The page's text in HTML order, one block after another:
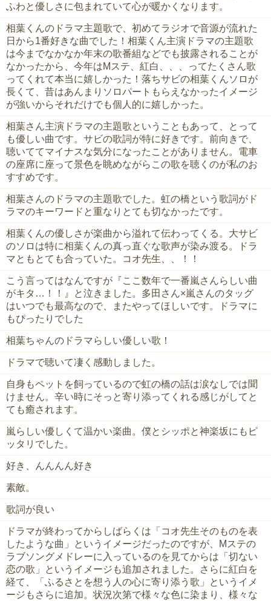
ふわと優しさに包まれていて心が暖かくなります。
相葉くんのドラマ主題歌で、初めてラジオで音源が流れた
日から1番好きな曲でした！相葉くん主演ドラマの主題歌
は今までなかなか年末の歌番組などでも披露されることが
なかったから、今年はMステ、紅白、、、ってたくさん歌
ってくれて本当に嬉しかった！落ちサビの相葉くんソロが
長くて、昔はあんまりソロパートもらえなかったイメージ
が強いからそれだけでも個人的に嬉しかった。
相葉さん主演ドラマの主題歌ということもあって、とって
も優しい曲です。サビの歌詞が特に好きです。前向きで、
聴いててマイナスな気分になったことがありません。電車
の座席に座って景色を眺めながらこの歌を聴くのが私のお
すすめです。
相葉さんのドラマの主題歌でした。虹の橋という歌詞がド
ラマのキーワードと重なりとても切なかったです。
相葉くんの優しさが楽曲から溢れて伝わってくる。大サビ
のソロは特に相葉くんの真っ直ぐな歌声が染み渡る。ドラ
マともとても合っていた。コオ先生、、！！
こう言ってはなんですが『ここ数年で一番嵐さんらしい曲
がキタ…！！』と泣きました。多田さん×嵐さんのタッグ
はいつでも最高なので、またやってほしいです。ドラマに
もぴったりでした
相葉ちゃんのドラマらしい優しい歌！
ドラマで聴いて凄く感動しました。
自身もペットを飼っているので虹の橋の話は涙なしでは聞
けません。辛い時にそっと寄り添ってくれる感じがしてと
ても癒されます。
嵐らしい優しくて温かい楽曲。僕とシッポと神楽坂にもピ
ッタリでした。
好き、んんんん好き
素敵。
歌詞が良い
ドラマが終わってからしばらくは「コオ先生そのものを表
したような曲」というイメージだったのですが、Mステの
ラブソングメドレーに入っているのを見てからは「切ない
恋の歌」というイメージも追加されました。さらに紅白を
経て、「ふるさとを想う人の心に寄り添う歌」というイメ
ージもさらに追加。状況次第で様々な色に染まり、様々な